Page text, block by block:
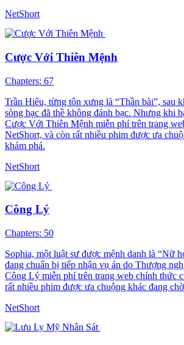
NetShort
Cược Với Thiên Mệnh
Chapters: 67
Trần Hiêu, từng tôn xưng là “Thần bài”, sau
sòng bạc đã thề không đánh bạc. Nhưng khi
Cược Với Thiên Mệnh miễn phí trên trang
NetShort, và còn rất nhiều phim được ưa
khám phá.
NetShort
Công Lý
Chapters: 50
Sophia, một luật sư được mệnh danh là “Nữ
đang chuẩn bị tiếp nhận vụ án do Thượng
Công Lý miễn phí trên trang web chính thức
rất nhiều phim được ưa chuộng khác đang
NetShort